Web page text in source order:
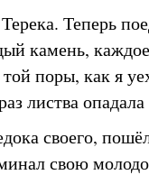
Теперь
камень,
поры, как я
листва опадала
своего,
свою